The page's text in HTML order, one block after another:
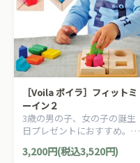
［Voila ボイラ］フィットミ
ーイン２
3歳の男の子、女の子の誕生
日プレゼントにおすすめ。タ
イの老舗木製玩具メーカー
Voila(ボイラ)の積み木遊びも
3,200円(税込3,520円)